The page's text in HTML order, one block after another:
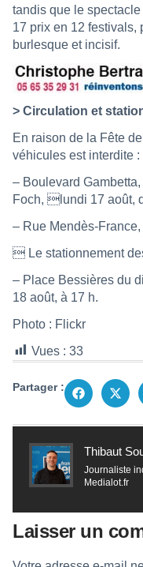
tandis que le
17 prix en 12 festivals,
burlesque et incisif.
> Circulation et
En raison de la Fête
véhicules est interdite :
– Boulevard
Foch, lundi 17 août,
– Rue Mendès-
 Le stationnement
– Place Bessières du
18 août, à 17 h.
Photo : Flickr
Vues : 33
Partager :
Thibaut
Journaliste
Medialot.fr
Laisser un